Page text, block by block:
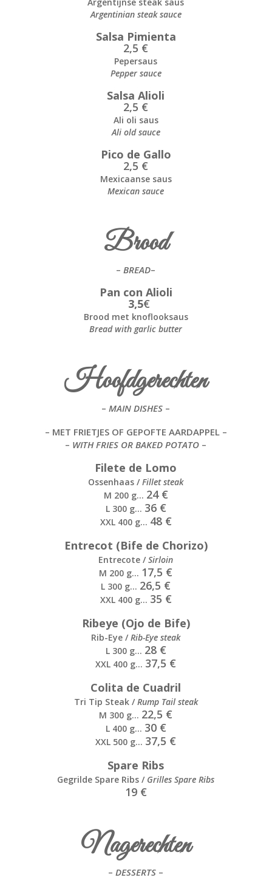
Argentinian steak sauce
Salsa Pimienta
2,5 €
Pepersaus
Pepper sauce
Salsa Alioli
2,5 €
Ali oli saus
Ali old sauce
Pico de Gallo
2,5 €
Mexicaanse saus
Mexican sauce
Brood
– BREAD–
Pan con Alioli
3,5€
Brood met knoflooksaus
Bread with garlic butter
Hoofdgerechten
–MAIN DISHES –
– MET FRIETJES OF GEPOFTE AARDAPPEL –
– WITH FRIES OR BAKED POTATO –
Filete de Lomo
Ossenhaas /Fillet steak
M 200 g… 24 €
L 300 g… 36 €
XXL 400 g… 48 €
Entrecot (Bife de Chorizo)
Entrecote /Sirloin
M 200 g… 17,5 €
L 300 g… 26,5 €
XXL 400 g… 35 €
Ribeye (Ojo de Bife)
Rib-Eye /Rib-Eye steak
L 300 g… 28 €
XXL 400 g… 37,5 €
Colita de Cuadril
Tri Tip Steak /Rump Tail steak
M 300 g… 22,5 €
L 400 g… 30 €
XXL 500 g… 37,5 €
Spare Ribs
Gegrilde Spare Ribs / Grilles Spare Ribs
19 €
Nagerechten
– DESSERTS –